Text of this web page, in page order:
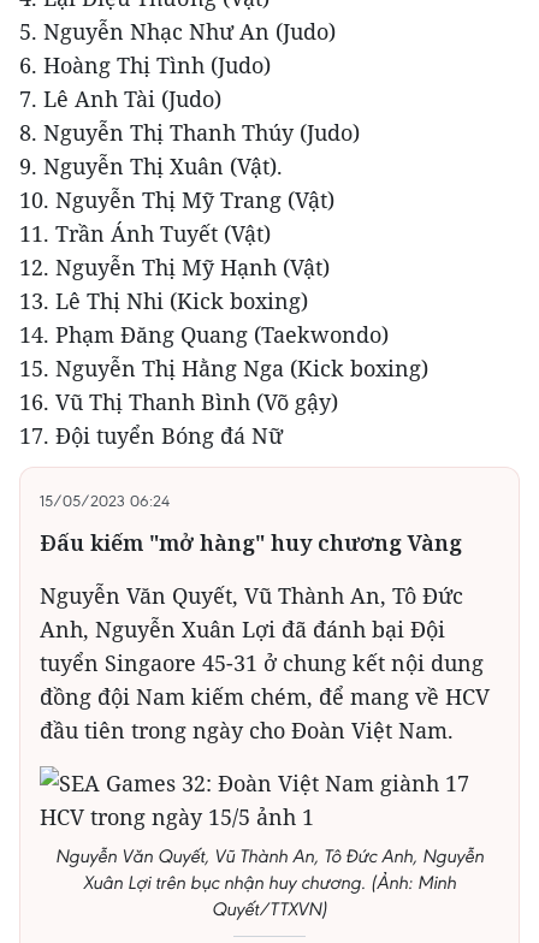
5. Nguyễn Nhạc Như An (Judo)
6. Hoàng Thị Tình (Judo)
7. Lê Anh Tài (Judo)
8. Nguyễn Thị Thanh Thúy (Judo)
9. Nguyễn Thị Xuân (Vật).
10. Nguyễn Thị Mỹ Trang (Vật)
11. Trần Ánh Tuyết (Vật)
12. Nguyễn Thị Mỹ Hạnh (Vật)
13. Lê Thị Nhi (Kick boxing)
14. Phạm Đăng Quang (Taekwondo)
15. Nguyễn Thị Hằng Nga (Kick boxing)
16. Vũ Thị Thanh Bình (Võ gậy)
17. Đội tuyển Bóng đá Nữ
15/05/2023 06:24
Đấu kiếm "mở hàng" huy chương Vàng
Nguyễn Văn Quyết, Vũ Thành An, Tô Đức
Anh, Nguyễn Xuân Lợi đã đánh bại Đội
tuyển Singaore 45-31 ở chung kết nội dung
đồng đội Nam kiếm chém, để mang về HCV
đầu tiên trong ngày cho Đoàn Việt Nam.
Nguyễn Văn Quyết, Vũ Thành An, Tô Đức Anh, Nguyễn
Xuân Lợi trên bục nhận huy chương. (Ảnh: Minh
Quyết/TTXVN)